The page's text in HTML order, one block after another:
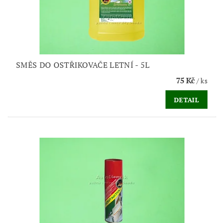
SMĚS DO OSTŘIKOVAČE LETNÍ - 5L
75 Kč/ ks
DETAIL